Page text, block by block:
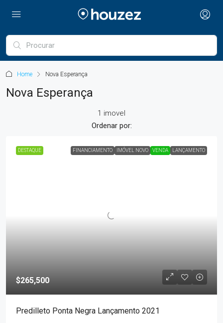
Home Nova Esperança
Nova Esperança
1 imovel
Ordenar por:
DESTAQUE FINANCIAMENTO IMÓVEL NOVO VENDA LANÇAMENTO
$265,500
Predilleto Ponta Negra Lançamento 2021